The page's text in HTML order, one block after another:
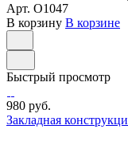
Арт. O1047
В корзину В корзине
Быстрый просмотр
980 руб.
Закладная